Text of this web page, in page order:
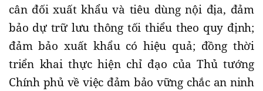
cân đối xuất khẩu và tiêu dùng nội địa, đảm
bảo dự trữ lưu thông tối thiểu theo quy định;
đảm bảo xuất khẩu có hiệu quả; đồng thời
triển khai thực hiện chỉ đạo của Thủ tướng
Chính phủ về việc đảm bảo vững chắc an ninh